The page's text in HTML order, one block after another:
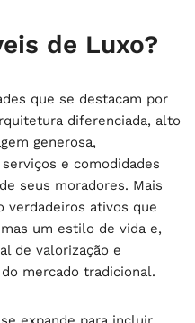
de Luxo?
que se destacam por
diferenciada, alto
generosa,
e comodidades
seus moradores. Mais
verdadeiros ativos que
um estilo de vida e,
de valorização e
mercado tradicional.